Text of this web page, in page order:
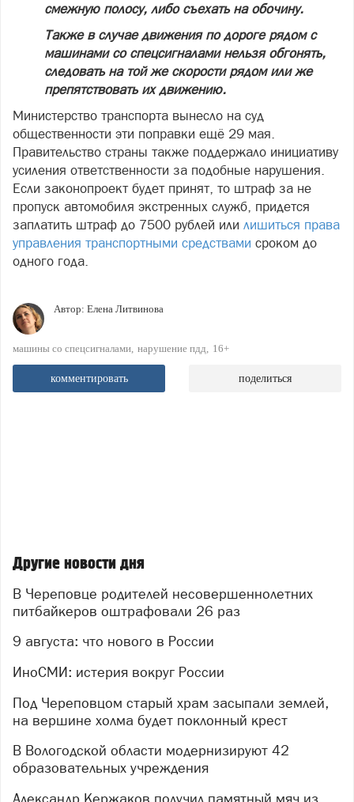
смежную полосу, либо съехать на обочину.
Также в случае движения по дороге рядом с
машинами со спецсигналами нельзя обгонять,
следовать на той же скорости рядом или же
препятствовать их движению.
Министерство транспорта вынесло на суд
общественности эти поправки ещё 29 мая.
Правительство страны также поддержало инициативу
усиления ответственности за подобные нарушения.
Если законопроект будет принят, то штраф за не
пропуск автомобиля экстренных служб, придется
заплатить штраф до 7500 рублей или лишиться права
управления транспортными средствами сроком до
одного года.
Автор: Елена Литвинова
машины со спецсигналами нарушение пдд 16+
комментировать поделиться
Другие новости дня
В Череповце родителей несовершеннолетних
питбайкеров оштрафовали 26 раз
9 августа: что нового в России
ИноСМИ: истерия вокруг России
Под Череповцом старый храм засыпали землей,
на вершине холма будет поклонный крест
В Вологодской области модернизируют 42
образовательных учреждения
Александр Кержаков получил памятный мяч из